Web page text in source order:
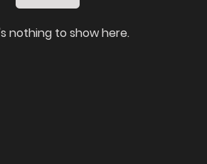
nothing to show here.